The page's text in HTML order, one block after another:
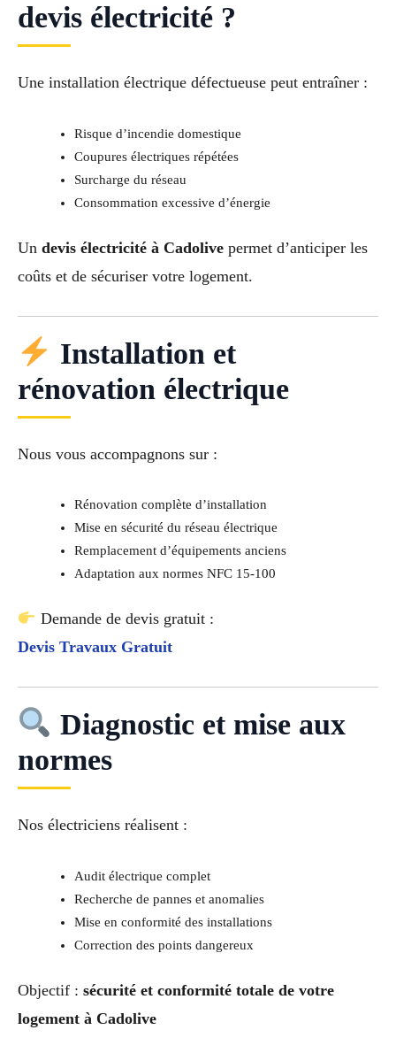
devis électricité ?
Une installation électrique défectueuse peut entraîner :
Risque d’incendie domestique
Coupures électriques répétées
Surcharge du réseau
Consommation excessive d’énergie
Un devis électricité à Cadolive permet d’anticiper les
coûts et de sécuriser votre logement.
Installation et
rénovation électrique
Nous vous accompagnons sur :
Rénovation complète d’installation
Mise en sécurité du réseau électrique
Remplacement d’équipements anciens
Adaptation aux normes NFC 15-100
Demande de devis gratuit :
Devis Travaux Gratuit
Diagnostic et mise aux
normes
Nos électriciens réalisent :
Audit électrique complet
Recherche de pannes et anomalies
Mise en conformité des installations
Correction des points dangereux
Objectif : sécurité et conformité totale de votre
logement à Cadolive